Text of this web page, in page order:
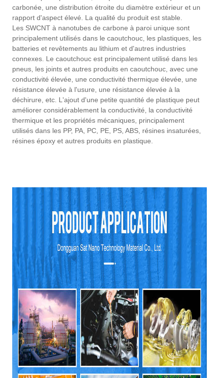
carbonée, une distribution étroite du diamètre extérieur et un
rapport d'aspect élevé. La qualité du produit est stable.
Les SWCNT à nanotubes de carbone à paroi unique sont
principalement utilisés dans le caoutchouc, les plastiques, les
batteries et revêtements au lithium et d'autres industries
connexes. Le caoutchouc est principalement utilisé dans les
pneus, les joints et autres produits en caoutchouc, avec une
conductivité élevée, une conductivité thermique élevée, une
résistance élevée à l'usure, une résistance élevée à la
déchirure, etc. L'ajout d'une petite quantité de plastique peut
améliorer considérablement la conductivité, la conductivité
thermique et les propriétés mécaniques, principalement
utilisés dans les PP, PA, PC, PE, PS, ABS, résines insaturées,
résines époxy et autres produits en plastique.